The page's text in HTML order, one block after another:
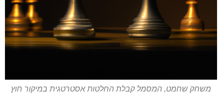
משחק שחמט, המסמל קבלת החלטות אסטרטגית במיקור חוץ